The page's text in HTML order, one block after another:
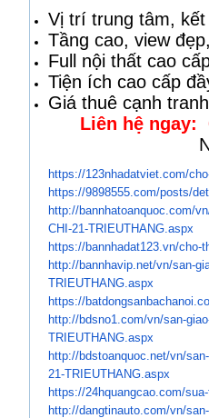
Vị trí trung tâm,
Tầng cao, view
Full nội thất cao
Tiện ích cao cấp
Giá thuê cạnh
Liên hệ ngay:
https://123nhadatviet.com/
https://9898555.com/posts/
http://bannhatoanquoc.com/
CHI-21-TRIEUTHANG.aspx
https://bannhadat123.vn/cho-
http://bannhavip.net/vn/san-
TRIEUTHANG.aspx
https://batdongsanbachanoi.
http://bdsno1.com/vn/san-
TRIEUTHANG.aspx
http://bdstoanquoc.net/vn/san-
21-TRIEUTHANG.aspx
https://24hquangcao.com/sua-
http://dangtinauto.com/vn/san-